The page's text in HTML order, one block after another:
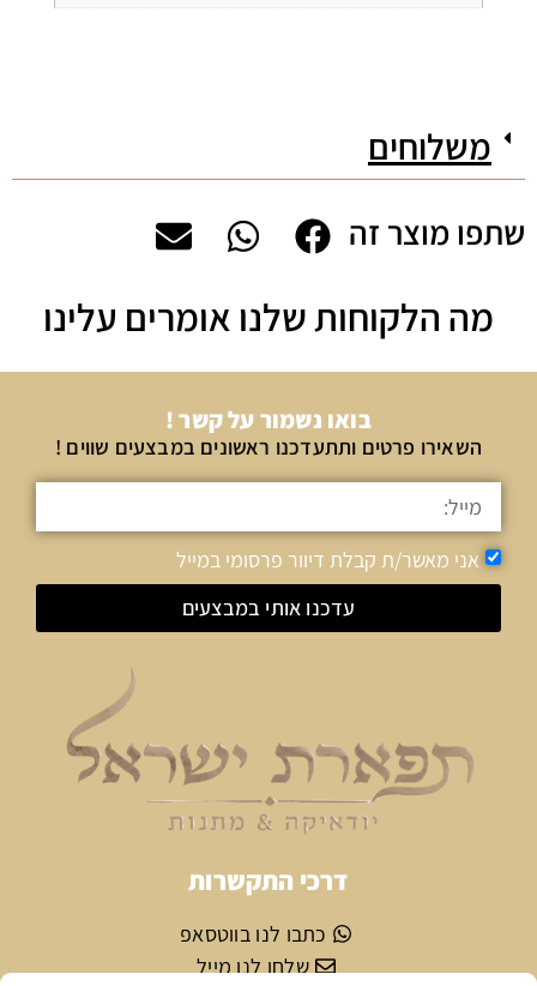
משלוחים
שתפו מוצר זה
מה הלקוחות שלנו אומרים עלינו
בואו נשמור על קשר !
השאירו פרטים ותתעדכנו ראשונים במבצעים שווים !
אני מאשר/ת קבלת דיוור פרסומי במייל
עדכנו אותי במבצעים
דרכי התקשרות
כתבו לנו בווטסאפ
שלחו לנו מייל